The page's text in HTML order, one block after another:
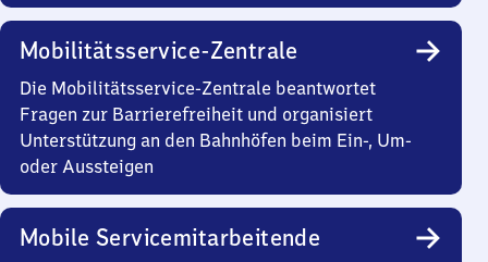
Mobilitätsservice-Zentrale
Die Mobilitätsservice-Zentrale beantwortet
Fragen zur Barrierefreiheit und organisiert
Unterstützung an den Bahnhöfen beim Ein-, Um-
oder Aussteigen
Mobile Servicemitarbeitende